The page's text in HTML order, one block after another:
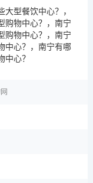
型餐饮中心？，
购物中心？，南宁
购物中心？，南宁
中心？，南宁有哪
心？